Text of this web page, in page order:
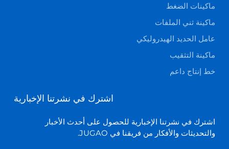
ماكينات الضغط
ماكينة ثني الملفات
عامل الحديد الهيدروليكي
ماكينة التثقيب
خط إنتاج داعم
اشترك في نشرتنا الإخبارية
اشترك في نشرتنا الإخبارية للحصول على أحدث الأخبار
والتحديثات والأفكار من فريقنا في JUGAO.